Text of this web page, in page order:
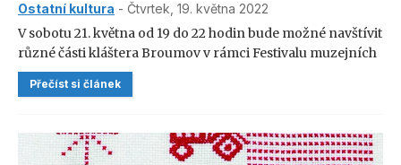
Ostatní kultura - Čtvrtek, 19. května 2022
V sobotu 21. května od 19 do 22 hodin bude možné navštívit
různé části kláštera Broumov v rámci Festivalu muzejních
nocí. Ten má letos před sebou již 18. ročník a spolu s Nocí
kostelů patří mezi velmi populární akce. V letošním roce se
V Královéhradeckém kraji je to pak 13 institucí, Vzdělávací
a kulturní centrum Broumov je jednou z nich.
Přečíst si článek